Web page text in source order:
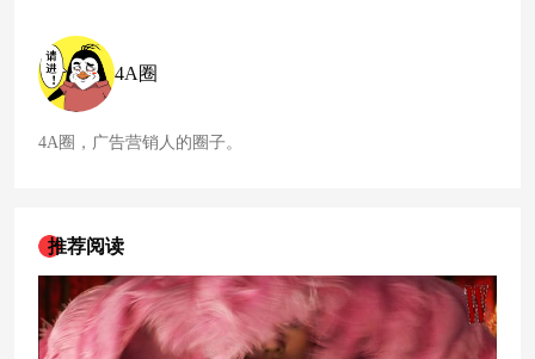
4A圈
4A圈，广告营销人的圈子。
推荐阅读